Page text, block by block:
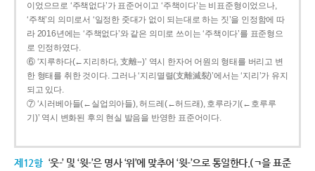
이었으므로 ‘주책없다’가 표준어이고 ‘주책이다’는 비표준형이었으나,
‘주책’의 의미로서 ‘일정한 줏대가 없이 되는대로 하는 짓’을 인정함에 따
라 2016년에는 ‘주책없다’와 같은 의미로 쓰이는 ‘주책이다’를 표준형으
로 인정하였다.
⑥ ‘지루하다(←지리하다, 支離--)’ 역시 한자어 어원의 형태를 버리고 변
한 형태를 취한 것이다. 그러나 ‘지리멸렬(支離滅裂)’에서는 ‘지리’가 유지
되고 있다.
⑦ ‘시러베아들(←실업의아들), 허드레(←허드래), 호루라기(←호루루
기)’ 역시 변화된 후의 현실 발음을 반영한 표준어이다.
제12항 ‘웃-’ 및 ‘윗-’은 명사 ‘위’에 맞추어 ‘윗-’으로 통일한다.(ㄱ을 표준